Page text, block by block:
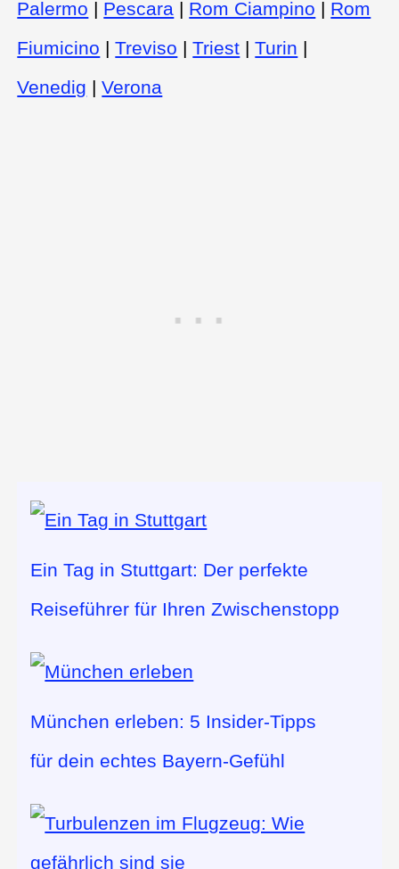
Palermo | Pescara | Rom Ciampino | Rom
Fiumicino |Treviso |Triest |Turin |
Venedig |Verona
Ein Tag in Stuttgart: Der perfekte
Reiseführer für Ihren Zwischenstopp
München erleben: 5 Insider-Tipps
für dein echtes Bayern-Gefühl